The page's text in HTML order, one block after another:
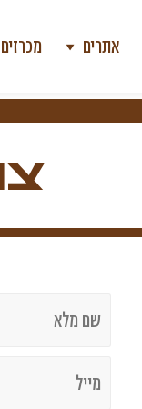
אתרים מכרזים